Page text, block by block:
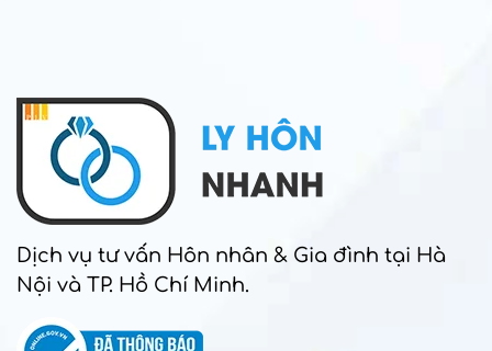
Dịch vụ tư vấn Hôn nhân & Gia đình tại Hà
Nội và TP. Hồ Chí Minh.